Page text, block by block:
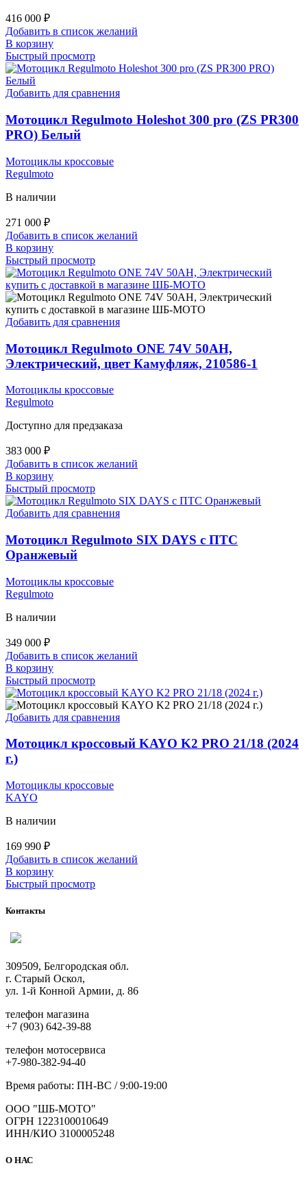
416 000 ₽
Добавить в список желаний
В корзину
Быстрый просмотр
Добавить для сравнения
Мотоцикл Regulmoto Holeshot 300 pro (ZS PR300
PRO) Белый
Мотоциклы кроссовые
Regulmoto
В наличии
271 000 ₽
Добавить в список желаний
В корзину
Быстрый просмотр
Добавить для сравнения
Мотоцикл Regulmoto ONE 74V 50AH,
Электрический, цвет Камуфляж, 210586-1
Мотоциклы кроссовые
Regulmoto
Доступно для предзаказа
383 000 ₽
Добавить в список желаний
В корзину
Быстрый просмотр
Добавить для сравнения
Мотоцикл Regulmoto SIX DAYS с ПТС
Оранжевый
Мотоциклы кроссовые
Regulmoto
В наличии
349 000 ₽
Добавить в список желаний
В корзину
Быстрый просмотр
Добавить для сравнения
Мотоцикл кроссовый KAYO K2 PRO 21/18 (2024
г.)
Мотоциклы кроссовые
KAYO
В наличии
169 990 ₽
Добавить в список желаний
В корзину
Быстрый просмотр
Контакты
309509, Белгородская обл.
г. Старый Оскол,
ул. 1-й Конной Армии, д. 86
телефон магазина
+7 (903) 642-39-88
телефон мотосервиса
+7-980-382-94-40
Время работы: ПН-ВС / 9:00-19:00
ООО "ШБ-МОТО"
ОГРН 1223100010649
ИНН/КИО 3100005248
О НАС